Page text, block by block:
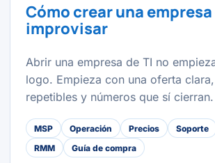
Cómo crear una empresa
improvisar
Abrir una empresa de TI no
logo. Empieza con una oferta
repetibles y números que sí cierran.
MSP Operación Precios Soporte
RMM
Guía de compra